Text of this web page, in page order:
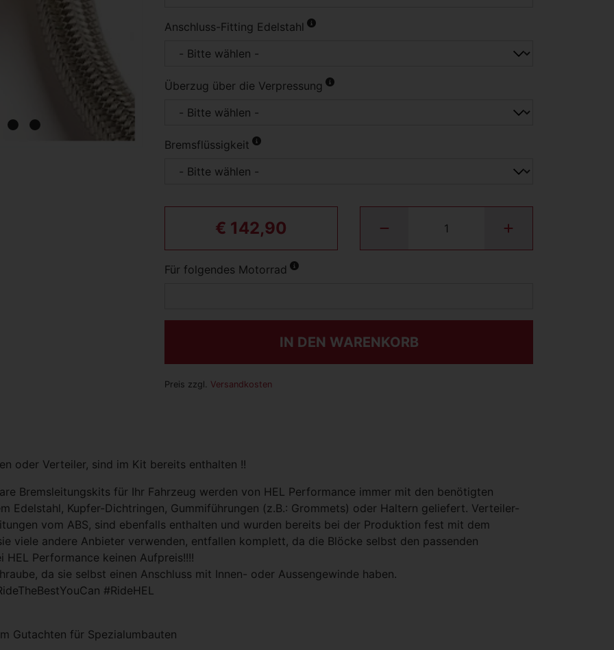
Anschluss-Fitting Edelstahl
Überzug über die Verpressung
Bremsflüssigkeit
€ 142,90
Für folgendes Motorrad
IN DEN WARENKORB
Preis zzgl. Versandkosten
oder Verteiler, sind im Kit bereits enthalten !!
Bremsleitungskits für Ihr Fahrzeug werden von HEL Performance immer mit den benötigten
Edelstahl, Kupfer-Dichtringen, Gummiführungen (z.B.: Grommets) oder Haltern geliefert. Verteiler-
vom ABS, sind ebenfalls enthalten und wurden bereits bei der Produktion fest mit dem
viele andere Anbieter verwenden, entfallen komplett, da die Blöcke selbst den passenden
HEL Performance keinen Aufpreis!!!!
da sie selbst einen Anschluss mit Innen- oder Aussengewinde haben.
#RideHEL
Gutachten für Spezialumbauten